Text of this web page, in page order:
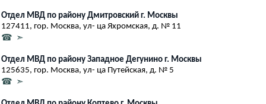
Отдел МВД по району Дмитровский г. Москвы
127411, гор. Москва, ул- ца Яхромская, д. № 11
☎ ➣
Отдел МВД по району Западное Дегунино г. Москвы
125635, гор. Москва, ул- ца Путейская, д. № 5
☎ ➣